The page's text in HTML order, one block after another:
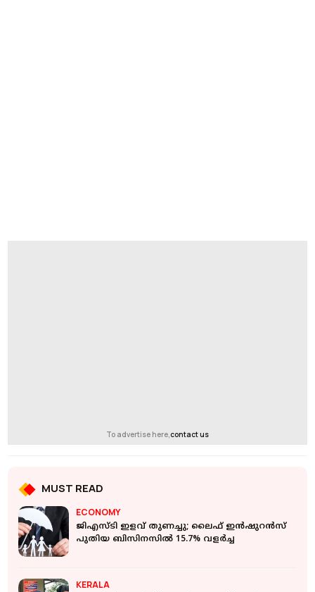
To advertise here,contact us
MUST READ
ECONOMY
ജിഎസ്ടി ഇളവ് തുണച്ചു; ലൈഫ് ഇന്‍ഷുറന്‍സ്
പുതിയ ബിസിനസില്‍ 15.7% വളര്‍ച്ച
KERALA